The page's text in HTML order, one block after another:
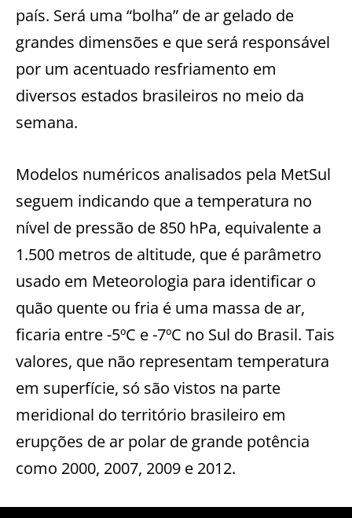
país. Será uma “bolha” de ar gelado de
grandes dimensões e que será responsável
por um acentuado resfriamento em
diversos estados brasileiros no meio da
semana.
Modelos numéricos analisados pela MetSul
seguem indicando que a temperatura no
nível de pressão de 850 hPa, equivalente a
1.500 metros de altitude, que é parâmetro
usado em Meteorologia para identificar o
quão quente ou fria é uma massa de ar,
ficaria entre -5ºC e -7ºC no Sul do Brasil. Tais
valores, que não representam temperatura
em superfície, só são vistos na parte
meridional do território brasileiro em
erupções de ar polar de grande potência
como 2000, 2007, 2009 e 2012.